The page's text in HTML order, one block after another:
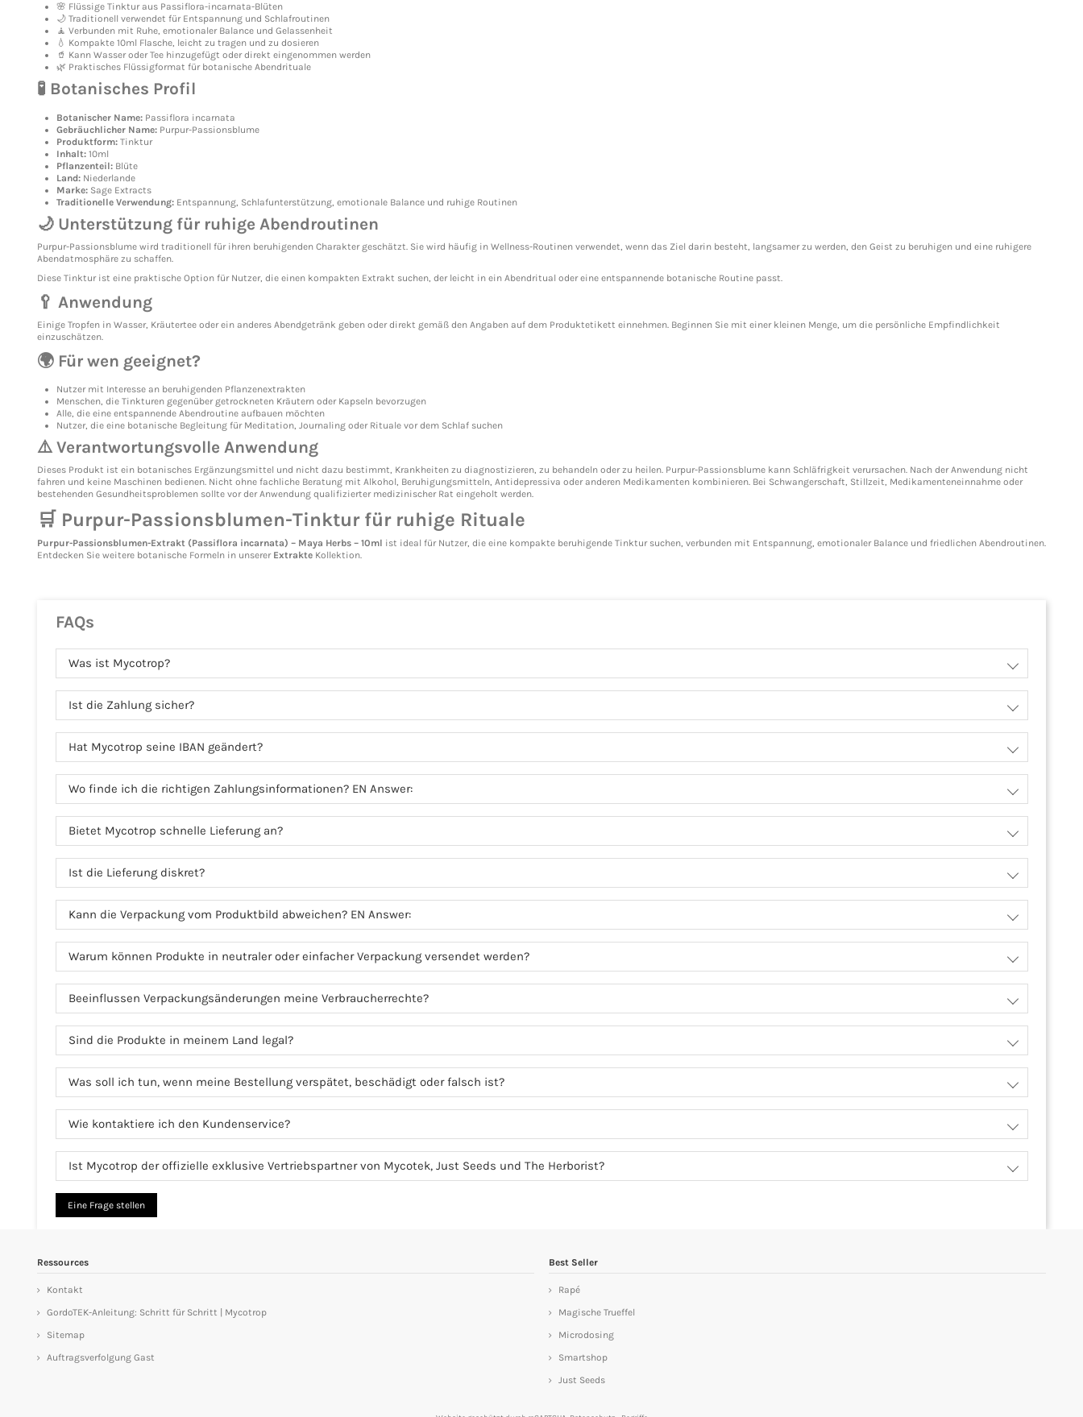
🌸 Flüssige Tinktur aus Passiflora-incarnata-Blüten
🌙 Traditionell verwendet für Entspannung und Schlafroutinen
🧘 Verbunden mit Ruhe, emotionaler Balance und Gelassenheit
💧 Kompakte 10ml Flasche, leicht zu tragen und zu dosieren
🥤 Kann Wasser oder Tee hinzugefügt oder direkt eingenommen werden
🌿 Praktisches Flüssigformat für botanische Abendrituale
🧪 Botanisches Profil
Botanischer Name: Passiflora incarnata
Gebräuchlicher Name: Purpur-Passionsblume
Produktform: Tinktur
Inhalt: 10ml
Pflanzenteil: Blüte
Land: Niederlande
Marke: Sage Extracts
Traditionelle Verwendung: Entspannung, Schlafunterstützung, emotionale Balance und ruhige Routinen
🌙 Unterstützung für ruhige Abendroutinen
Purpur-Passionsblume wird traditionell für ihren beruhigenden Charakter geschätzt. Sie wird häufig in Wellness-Routinen verwendet, wenn das Ziel darin besteht, langsamer zu werden, den Geist zu beruhigen und eine ruhigere
Abendatmosphäre zu schaffen.
Diese Tinktur ist eine praktische Option für Nutzer, die einen kompakten Extrakt suchen, der leicht in ein Abendritual oder eine entspannende botanische Routine passt.
🥄 Anwendung
Einige Tropfen in Wasser, Kräutertee oder ein anderes Abendgetränk geben oder direkt gemäß den Angaben auf dem Produktetikett einnehmen. Beginnen Sie mit einer kleinen Menge, um die persönliche Empfindlichkeit
einzuschätzen.
🌍 Für wen geeignet?
Nutzer mit Interesse an beruhigenden Pflanzenextrakten
Menschen, die Tinkturen gegenüber getrockneten Kräutern oder Kapseln bevorzugen
Alle, die eine entspannende Abendroutine aufbauen möchten
Nutzer, die eine botanische Begleitung für Meditation, Journaling oder Rituale vor dem Schlaf suchen
⚠️ Verantwortungsvolle Anwendung
Dieses Produkt ist ein botanisches Ergänzungsmittel und nicht dazu bestimmt, Krankheiten zu diagnostizieren, zu behandeln oder zu heilen. Purpur-Passionsblume kann Schläfrigkeit verursachen. Nach der Anwendung nicht
fahren und keine Maschinen bedienen. Nicht ohne fachliche Beratung mit Alkohol, Beruhigungsmitteln, Antidepressiva oder anderen Medikamenten kombinieren. Bei Schwangerschaft, Stillzeit, Medikamenteneinnahme oder
bestehenden Gesundheitsproblemen sollte vor der Anwendung qualifizierter medizinischer Rat eingeholt werden.
🛒 Purpur-Passionsblumen-Tinktur für ruhige Rituale
Purpur-Passionsblumen-Extrakt (Passiflora incarnata) – Maya Herbs – 10ml ist ideal für Nutzer, die eine kompakte beruhigende Tinktur suchen, verbunden mit Entspannung, emotionaler Balance und friedlichen Abendroutinen.
Entdecken Sie weitere botanische Formeln in unserer Extrakte Kollektion.
FAQs
Was ist Mycotrop?
Ist die Zahlung sicher?
Hat Mycotrop seine IBAN geändert?
Wo finde ich die richtigen Zahlungsinformationen? EN Answer:
Bietet Mycotrop schnelle Lieferung an?
Ist die Lieferung diskret?
Kann die Verpackung vom Produktbild abweichen? EN Answer:
Warum können Produkte in neutraler oder einfacher Verpackung versendet werden?
Beeinflussen Verpackungsänderungen meine Verbraucherrechte?
Sind die Produkte in meinem Land legal?
Was soll ich tun, wenn meine Bestellung verspätet, beschädigt oder falsch ist?
Wie kontaktiere ich den Kundenservice?
Ist Mycotrop der offizielle exklusive Vertriebspartner von Mycotek, Just Seeds und The Herborist?
Eine Frage stellen
Ressources
Kontakt
GordoTEK-Anleitung: Schritt für Schritt | Mycotrop
Sitemap
Auftragsverfolgung Gast
Best Seller
Rapé
Magische Trueffel
Microdosing
Smartshop
Just Seeds